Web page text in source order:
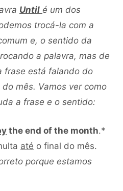
Until é um dos
trocá-la com a
e, o sentido da
a palavra, mas de
frase está falando do
mês. Vamos ver como
a frase e o sentido:
the end of the month.*
até o final do mês.
porque estamos